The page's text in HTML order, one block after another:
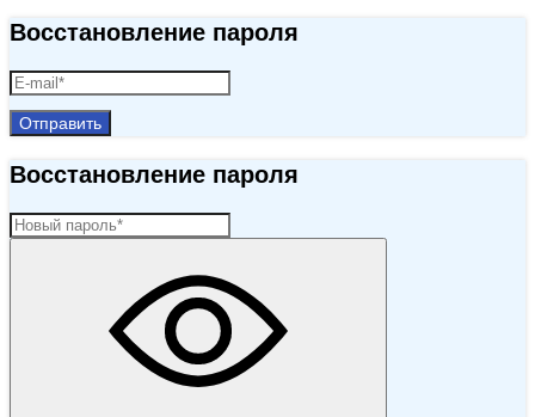
Восстановление пароля
Отправить
Восстановление пароля